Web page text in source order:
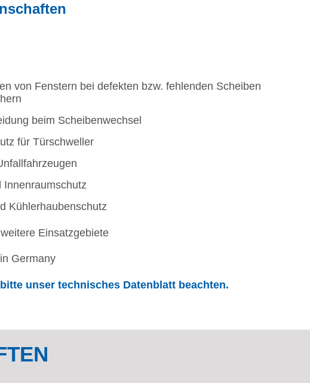
von Fenstern bei defekten bzw. fehlenden Scheiben
beim Scheibenwechsel
für Türschweller
Innenraumschutz
Kühlerhaubenschutz
Einsatzgebiete
Germany
unser technisches Datenblatt beachten.